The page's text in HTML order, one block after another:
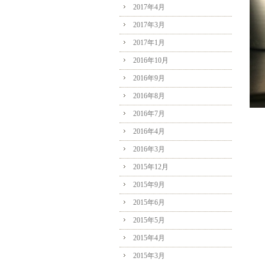
2017年4月
2017年3月
2017年1月
2016年10月
2016年9月
2016年8月
2016年7月
2016年4月
2016年3月
2015年12月
2015年9月
2015年6月
2015年5月
2015年4月
2015年3月